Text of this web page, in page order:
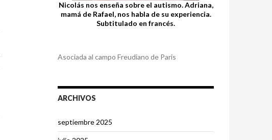
Nicolás nos enseña sobre el autismo. Adriana,
mamá de Rafael, nos habla de su experiencia.
Subtitulado en francés.
Asociada al campo Freudiano de Paris
ARCHIVOS
septiembre 2025